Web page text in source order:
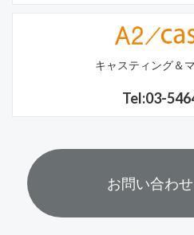
キャスティング＆
Tel:03-
お問い合わ